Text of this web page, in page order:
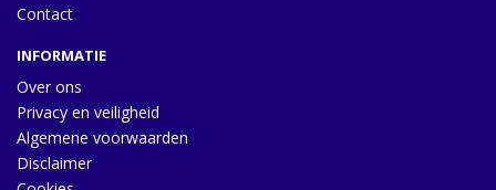
Contact
INFORMATIE
Over ons
Privacy en veiligheid
Algemene voorwaarden
Disclaimer